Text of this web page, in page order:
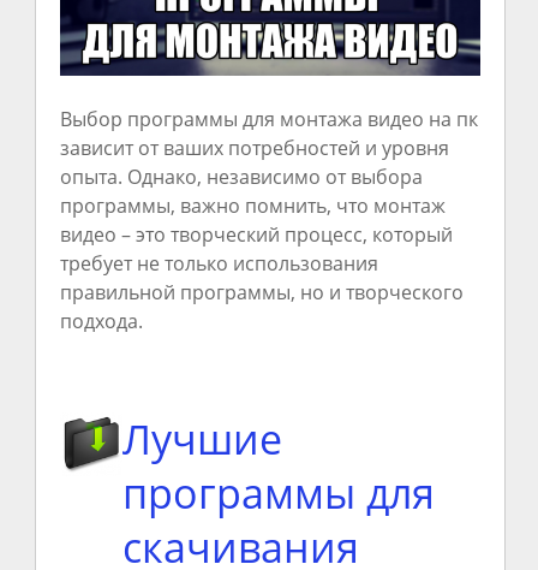
Выбор программы для монтажа видео на пк
зависит от ваших потребностей и уровня
опыта. Однако, независимо от выбора
программы, важно помнить, что монтаж
видео – это творческий процесс, который
требует не только использования
правильной программы, но и творческого
подхода.
Лучшие
программы для
скачивания